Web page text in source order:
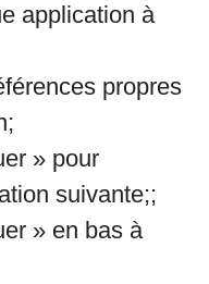
application à
propres
» pour
suivante;;
» en bas à